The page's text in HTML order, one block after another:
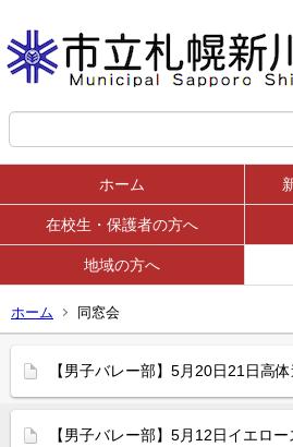
ホーム
在校生・保護者の方へ
地域の方へ
ホーム 同窓会
【男子バレー部】5月20日21日高
【男子バレー部】5月12日イエロ